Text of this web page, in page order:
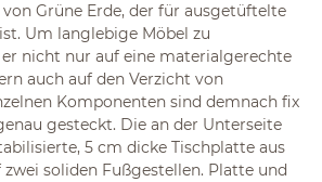
Grüne Erde, der für ausgetüftelte
Um langlebige Möbel zu
nicht nur auf eine materialgerechte
auch auf den Verzicht von
Komponenten sind demnach fix
gesteckt. Die an der Unterseite
5 cm dicke Tischplatte aus
soliden Fußgestellen. Platte und